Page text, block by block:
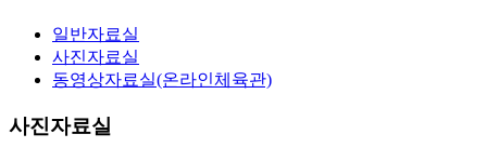
일반자료실
사진자료실
동영상자료실(온라인체육관)
사진자료실